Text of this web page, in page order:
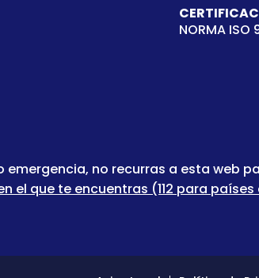
NORMA ISO
no recurras a esta web
que te encuentras (112 para países